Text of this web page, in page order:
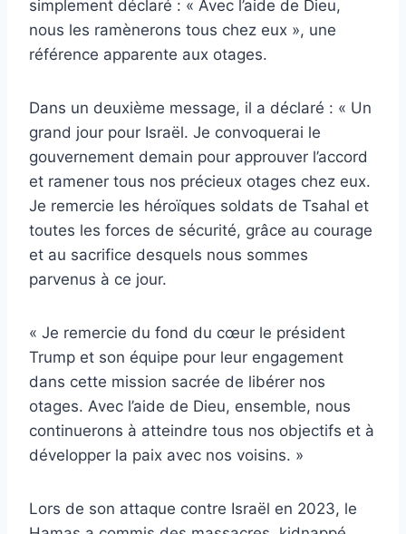
simplement déclaré : « Avec l’aide de Dieu,
nous les ramènerons tous chez eux », une
référence apparente aux otages.
Dans un deuxième message, il a déclaré : « Un
grand jour pour Israël. Je convoquerai le
gouvernement demain pour approuver l’accord
et ramener tous nos précieux otages chez eux.
Je remercie les héroïques soldats de Tsahal et
toutes les forces de sécurité, grâce au courage
et au sacrifice desquels nous sommes
parvenus à ce jour.
« Je remercie du fond du cœur le président
Trump et son équipe pour leur engagement
dans cette mission sacrée de libérer nos
otages. Avec l’aide de Dieu, ensemble, nous
continuerons à atteindre tous nos objectifs et à
développer la paix avec nos voisins. »
Lors de son attaque contre Israël en 2023, le